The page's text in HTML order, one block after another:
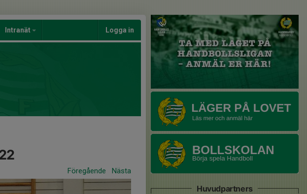
Intranät Logga in
Föregående Nästa
Huvudpartners